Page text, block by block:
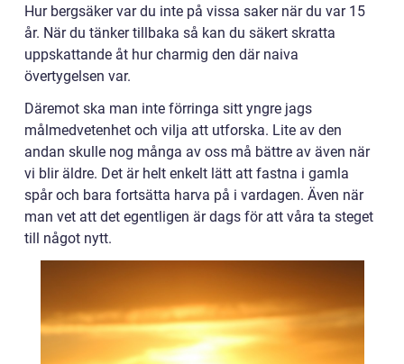
Hur bergsäker var du inte på vissa saker när du var 15
år. När du tänker tillbaka så kan du säkert skratta
uppskattande åt hur charmig den där naiva
övertygelsen var.
Däremot ska man inte förringa sitt yngre jags
målmedvetenhet och vilja att utforska. Lite av den
andan skulle nog många av oss må bättre av även när
vi blir äldre. Det är helt enkelt lätt att fastna i gamla
spår och bara fortsätta harva på i vardagen. Även när
man vet att det egentligen är dags för att våra ta steget
till något nytt.